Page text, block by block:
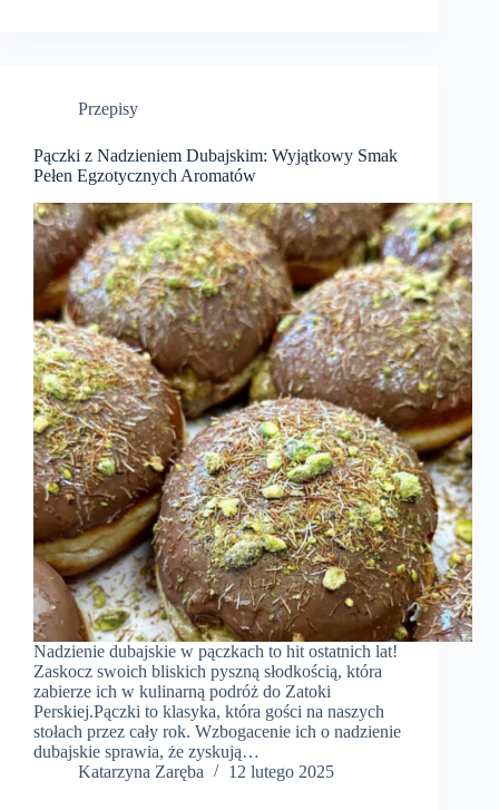
Przepisy
Pączki z Nadzieniem Dubajskim: Wyjątkowy Smak
Pełen Egzotycznych Aromatów
Nadzienie dubajskie w pączkach to hit ostatnich lat!
Zaskocz swoich bliskich pyszną słodkością, która
zabierze ich w kulinarną podróż do Zatoki
Perskiej.Pączki to klasyka, która gości na naszych
stołach przez cały rok. Wzbogacenie ich o nadzienie
dubajskie sprawia, że zyskują…
Katarzyna Zaręba
12 lutego 2025